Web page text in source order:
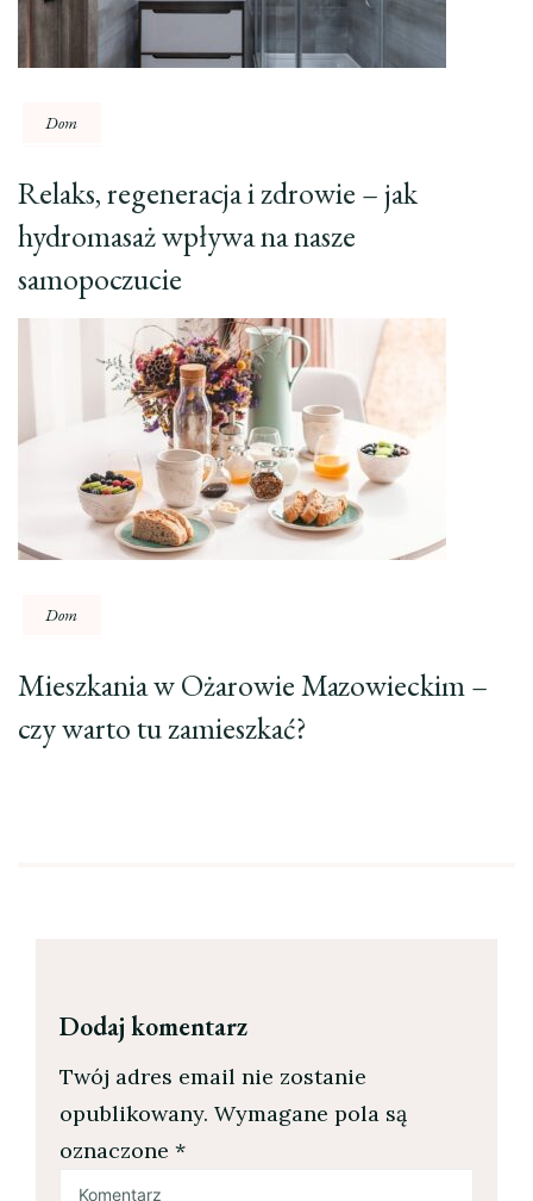
Dom
Relaks, regeneracja i zdrowie – jak
hydromasaż wpływa na nasze
samopoczucie
Dom
Mieszkania w Ożarowie Mazowieckim –
czy warto tu zamieszkać?
Dodaj komentarz
Twój adres email nie zostanie
opublikowany. Wymagane pola są
oznaczone *